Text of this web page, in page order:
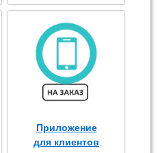
Приложение
для клиентов